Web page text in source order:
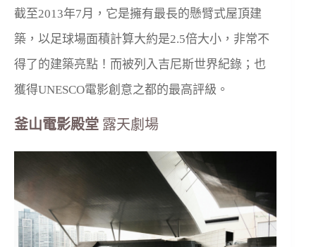
截至2013年7月，它是擁有最長的懸臂式屋頂建
築，以足球場面積計算大約是2.5倍大小，非常不
得了的建築亮點！而被列入吉尼斯世界紀錄；也
獲得UNESCO電影創意之都的最高評級。
釜山電影殿堂 露天劇場